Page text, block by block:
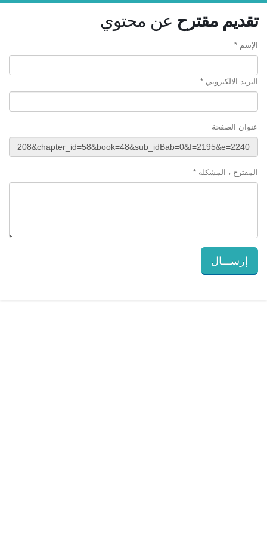
تقديم مقترح عن محتوي
الإسم *
البريد الالكتروني *
عنوان الصفحة
المقترح ، المشكلة *